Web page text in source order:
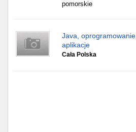
pomorskie
Java,
aplikacje
Cała Polska